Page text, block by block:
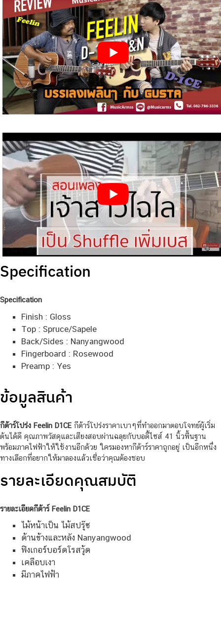
Specification
Specification
Finish : Gloss
Top : Spruce/Sapele
Back/Sides : Nanyangwood
Fingerboard : Rosewood
Preamp : Yes
ข้อมูลสินค้า
กีต้าร์โปร่ง Feelin D1CE กีต้าร์โปร่งราคาเบาๆที่ทำออกมาตอบโจทย์ผู้เริ่ม
ต้นได้ดี คุณภาพวัสดุและเสียงสอบผ่านฉลุยกับบอดี้ไซส์ 41 นิ้วพื้นฐาน
พร้อมภาคไฟฟ้าให้ใช้งานอีกด้วย ใครมองหากีต้าร์ราคาถูกอยู่ เป็นอีกหนึ่ง
ทางเลือกที่อยากให้มาลองแล้วเชื่อว่าคุณต้องชอบ
รายละเอียดคุณสมบัติ
รายละเอียดกีต้าร์ Feelin D1CE
ไม้หน้าเป็น ไม้สปรู๊ซ
ด้านข้างและหลัง Nanyangwood
ฟิงเกอร์บอร์ดโรสวู้ด
เคลือบเงา
มีภาคไฟฟ้า